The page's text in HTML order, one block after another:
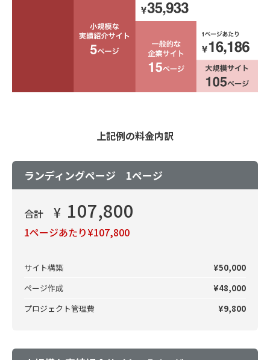
上記例の料金内訳
ランディングページ 1ページ
合計 ¥ 107,800
1ページあたり¥107,800
サイト構築
¥50,000
ページ作成
¥48,000
プロジェクト管理費
¥9,800